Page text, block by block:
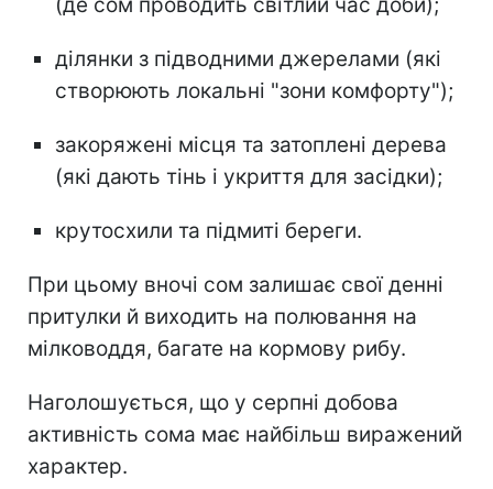
ділянки з підводними джерелами (які
створюють локальні "зони комфорту");
закоряжені місця та затоплені дерева
(які дають тінь і укриття для засідки);
крутосхили та підмиті береги.
При цьому вночі сом залишає свої денні
притулки й виходить на полювання на
мілководдя, багате на кормову рибу.
Наголошується, що у серпні добова
активність сома має найбільш виражений
характер.